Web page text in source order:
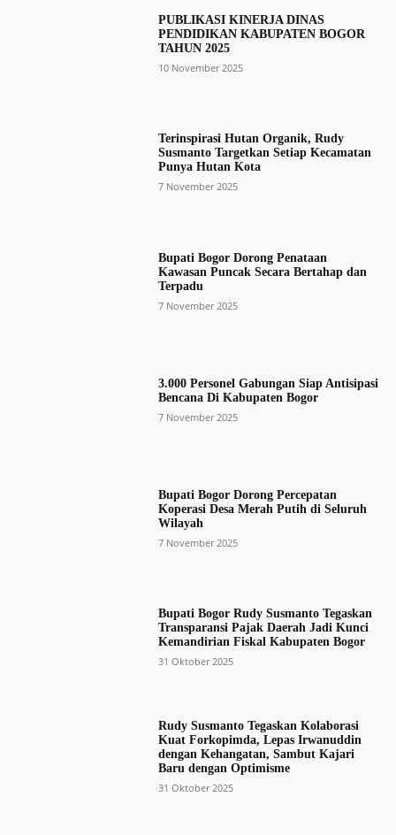
PUBLIKASI KINERJA DINAS
PENDIDIKAN KABUPATEN BOGOR
TAHUN 2025
10 November 2025
Terinspirasi Hutan Organik, Rudy
Susmanto Targetkan Setiap Kecamatan
Punya Hutan Kota
7 November 2025
Bupati Bogor Dorong Penataan
Kawasan Puncak Secara Bertahap dan
Terpadu
7 November 2025
3.000 Personel Gabungan Siap Antisipasi
Bencana Di Kabupaten Bogor
7 November 2025
Bupati Bogor Dorong Percepatan
Koperasi Desa Merah Putih di Seluruh
Wilayah
7 November 2025
Bupati Bogor Rudy Susmanto Tegaskan
Transparansi Pajak Daerah Jadi Kunci
Kemandirian Fiskal Kabupaten Bogor
31 Oktober 2025
Rudy Susmanto Tegaskan Kolaborasi
Kuat Forkopimda, Lepas Irwanuddin
dengan Kehangatan, Sambut Kajari
Baru dengan Optimisme
31 Oktober 2025